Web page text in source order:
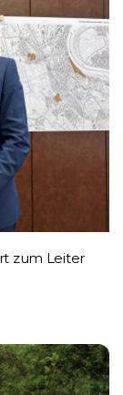
zum Leiter